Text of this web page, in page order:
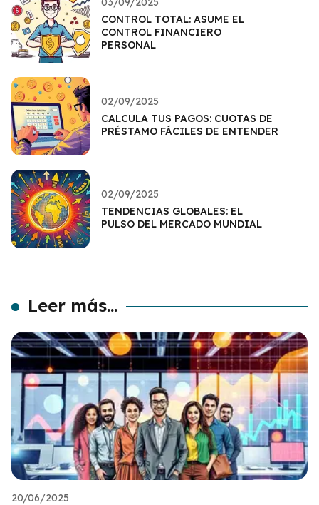
CONTROL TOTAL: ASUME EL
CONTROL FINANCIERO
PERSONAL
02/09/2025
CALCULA TUS PAGOS: CUOTAS DE
PRÉSTAMO FÁCILES DE ENTENDER
02/09/2025
TENDENCIAS GLOBALES: EL
PULSO DEL MERCADO MUNDIAL
Leer más...
20/06/2025